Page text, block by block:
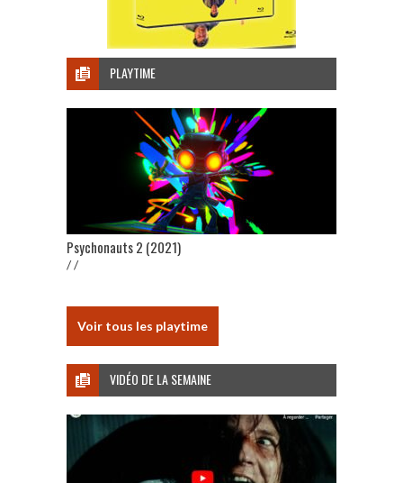
PLAYTIME
Psychonauts 2 (2021)
/ /
Voir tous les playtime
VIDÉO DE LA SEMAINE